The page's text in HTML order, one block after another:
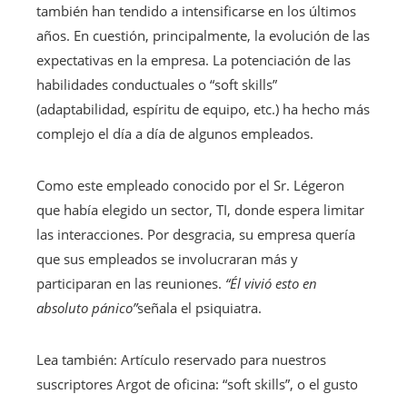
también han tendido a intensificarse en los últimos
años. En cuestión, principalmente, la evolución de las
expectativas en la empresa. La potenciación de las
habilidades conductuales o “soft skills”
(adaptabilidad, espíritu de equipo, etc.) ha hecho más
complejo el día a día de algunos empleados.
Como este empleado conocido por el Sr. Légeron
que había elegido un sector, TI, donde espera limitar
las interacciones. Por desgracia, su empresa quería
que sus empleados se involucraran más y
participaran en las reuniones. “Él vivió esto en
absoluto pánico”señala el psiquiatra.
Lea también: Artículo reservado para nuestros
suscriptores Argot de oficina: “soft skills”, o el gusto